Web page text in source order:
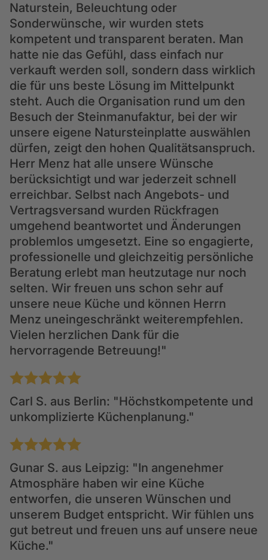
Naturstein, Beleuchtung oder
Sonderwünsche, wir wurden stets
kompetent und transparent beraten. Man
hatte nie das Gefühl, dass einfach nur
verkauft werden soll, sondern dass wirklich
die für uns beste Lösung im Mittelpunkt
steht. Auch die Organisation rund um den
Besuch der Steinmanufaktur, bei der wir
unsere eigene Natursteinplatte auswählen
dürfen, zeigt den hohen Qualitätsanspruch.
Herr Menz hat alle unsere Wünsche
berücksichtigt und war jederzeit schnell
erreichbar. Selbst nach Angebots- und
Vertragsversand wurden Rückfragen
umgehend beantwortet und Änderungen
problemlos umgesetzt. Eine so engagierte,
professionelle und gleichzeitig persönliche
Beratung erlebt man heutzutage nur noch
selten. Wir freuen uns schon sehr auf
unsere neue Küche und können Herrn
Menz uneingeschränkt weiterempfehlen.
Vielen herzlichen Dank für die
hervorragende Betreuung!"
1 2 3 4 5
Carl S. aus Berlin: "Höchstkompetente und
unkomplizierte Küchenplanung."
1 2 3 4 5
Gunar S. aus Leipzig: "In angenehmer
Atmosphäre haben wir eine Küche
entworfen, die unseren Wünschen und
unserem Budget entspricht. Wir fühlen uns
gut betreut und freuen uns auf unsere neue
Küche."